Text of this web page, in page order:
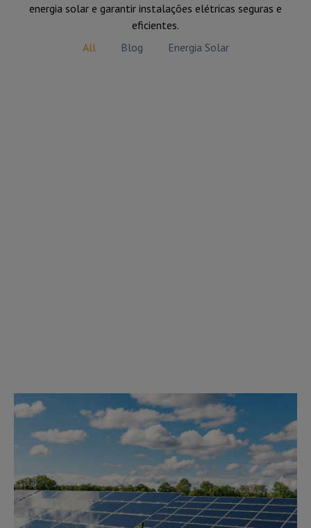
energia solar e garantir instalações elétricas seguras e
eficientes.
All
Blog Energia Solar